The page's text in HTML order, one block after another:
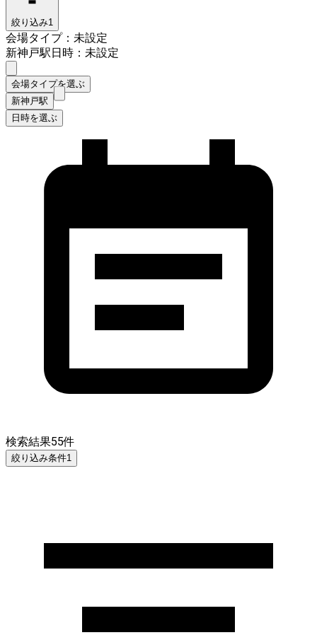
絞り込み1
会場タイプ：未設定
新神戸駅日時：未設定
会場タイプを選ぶ
新神戸駅
日時を選ぶ
検索結果55件
絞り込み条件1